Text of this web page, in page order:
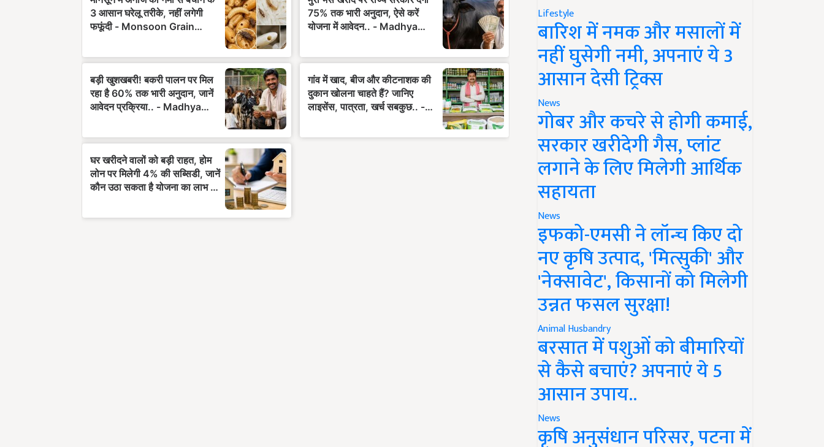
Lifestyle
बारिश में नमक और मसालों में
नहीं घुसेगी नमी, अपनाएं ये 3
आसान देसी ट्रिक्स
News
गोबर और कचरे से होगी कमाई,
सरकार खरीदेगी गैस, प्लांट
लगाने के लिए मिलेगी आर्थिक
सहायता
News
इफको-एमसी ने लॉन्च किए दो
नए कृषि उत्पाद, 'मित्सुकी' और
'नेक्सावेट', किसानों को मिलेगी
उन्नत फसल सुरक्षा!
Animal Husbandry
बरसात में पशुओं को बीमारियों
से कैसे बचाएं? अपनाएं ये 5
आसान उपाय..
News
कृषि अनुसंधान परिसर, पटना में